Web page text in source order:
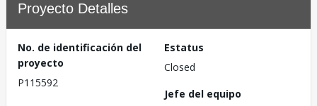
Proyecto Detalles
No. de identificación del
proyecto
P115592
Estatus
Closed
Jefe del equipo